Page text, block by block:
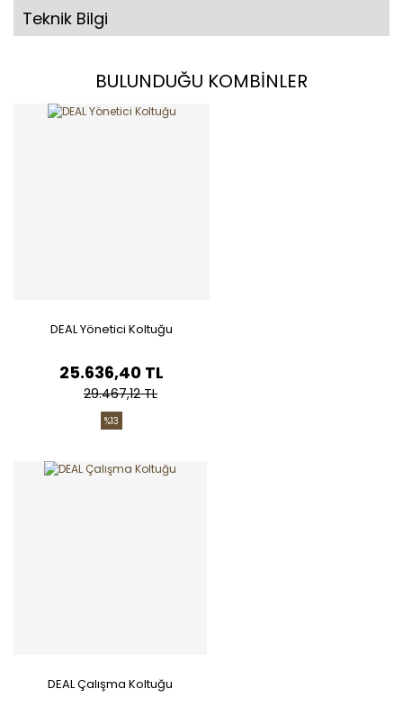
Teknik Bilgi
BULUNDUĞU KOMBİNLER
DEAL Yönetici Koltuğu
25.636,40 TL
29.467,12 TL
%13
DEAL Çalışma Koltuğu